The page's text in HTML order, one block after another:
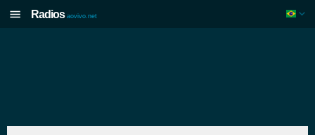
Radios aovivo.net